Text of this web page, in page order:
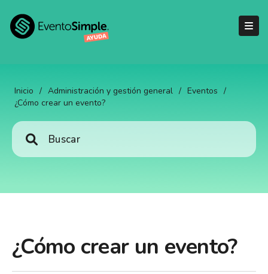
Inicio / Administración y gestión general / Eventos /
¿Cómo crear un evento?
¿Cómo crear un evento?